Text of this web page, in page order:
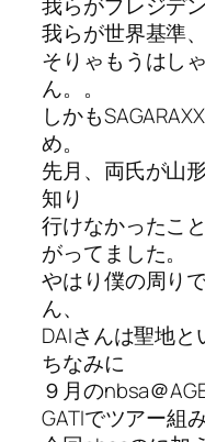
我らが世界基準
そりゃもうはし
ん。。
しかも
め。
先月、両氏が山
知り
行けなかったこ
がってました。
やはり僕の周り
ん、
DAIさんは聖地と
ちなみに
９月のnbsa＠
GATIでツアー組